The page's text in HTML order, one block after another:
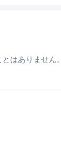
はありません。